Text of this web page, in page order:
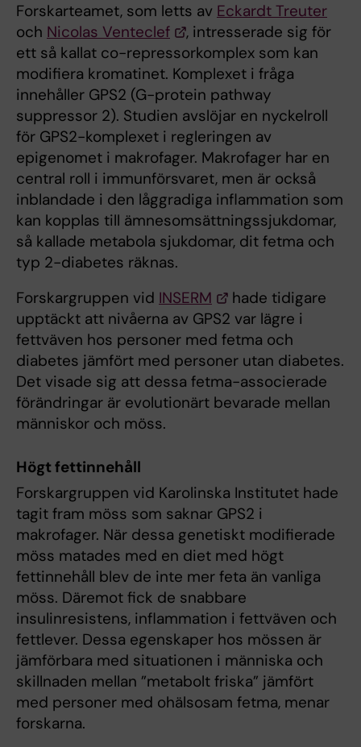
Forskarteamet, som letts av Eckardt Treuter
och Nicolas Venteclef
, intresserade sig för
ett så kallat co-repressorkomplex som kan
modifiera kromatinet. Komplexet i fråga
innehåller GPS2 (G-protein pathway
suppressor 2). Studien avslöjar en nyckelroll
för GPS2-komplexet i regleringen av
epigenomet i makrofager. Makrofager har en
central roll i immunförsvaret, men är också
inblandade i den låggradiga inflammation som
kan kopplas till ämnesomsättningssjukdomar,
så kallade metabola sjukdomar, dit fetma och
typ 2-diabetes räknas.
Forskargruppen vid INSERM
hade tidigare
upptäckt att nivåerna av GPS2 var lägre i
fettväven hos personer med fetma och
diabetes jämfört med personer utan diabetes.
Det visade sig att dessa fetma-associerade
förändringar är evolutionärt bevarade mellan
människor och möss.
Högt fettinnehåll
Forskargruppen vid Karolinska Institutet hade
tagit fram möss som saknar GPS2 i
makrofager. När dessa genetiskt modifierade
möss matades med en diet med högt
fettinnehåll blev de inte mer feta än vanliga
möss. Däremot fick de snabbare
insulinresistens, inflammation i fettväven och
fettlever. Dessa egenskaper hos mössen är
jämförbara med situationen i människa och
skillnaden mellan ”metabolt friska” jämfört
med personer med ohälsosam fetma, menar
forskarna.